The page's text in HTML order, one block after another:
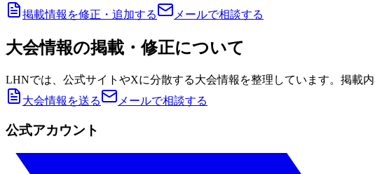
掲載情報を修正・追加する
メールで相談する
大会情報の掲載・修正について
LHNでは、公式サイトやXに分散する大会情報を整理しています。掲載
大会情報を送る
メールで相談する
公式アカウント